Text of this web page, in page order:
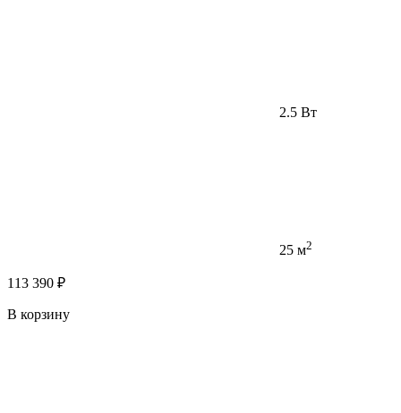
2.5 Вт
25 м2
113 390 ₽
В корзину